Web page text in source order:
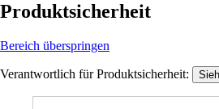
Produktsicherheit
Bereich überspringen
Verantwortlich für Produktsicherheit: